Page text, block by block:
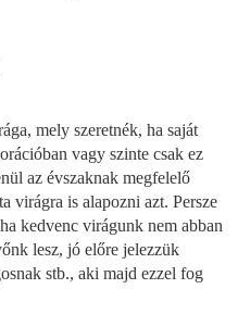
mely szeretnék, ha saját
vagy szinte csak ez
az évszaknak megfelelő
virágra is alapozni azt. Persze
kedvenc virágunk nem abban
lesz, jó előre jelezzük
stb., aki majd ezzel fog